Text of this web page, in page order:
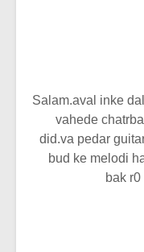
Salam.aval inke
vahede
did.va pedar
bud ke melodi
bak